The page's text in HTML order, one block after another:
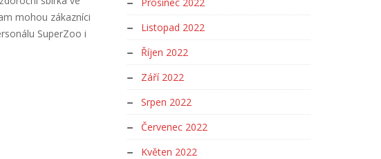
mohou zákazníci
SuperZoo i
Listopad 2022
Říjen 2022
Září 2022
Srpen 2022
Červenec 2022
Květen 2022